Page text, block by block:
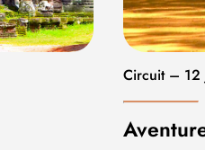
Circuit –